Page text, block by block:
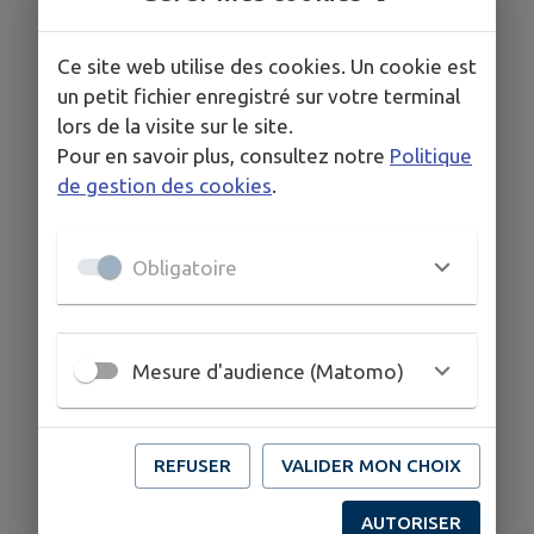
Caroline CORNEILLE
Charlotte GUENENGAYE
Florence BEZ
Isabelle VAUGE
Pascale BOURDENET
Ce site web utilise des cookies. Un cookie est
un petit fichier enregistré sur votre terminal
lors de la visite sur le site.
Pour en savoir plus, consultez notre Politique
de gestion des cookies.
Obligatoire
Mesure d'audience (Matomo)
REFUSER VALIDER MON CHOIX
AUTORISER